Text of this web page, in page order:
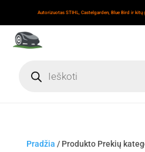
Autorizuotas STIHL, Castelgarden, Blue Bird ir
search
Pradžia / Produkto Prekių